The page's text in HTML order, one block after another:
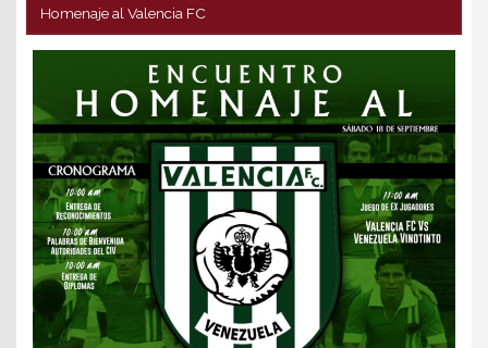
Homenaje al Valencia FC